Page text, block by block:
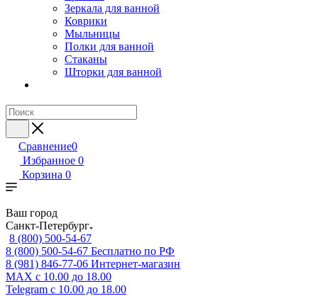
Зеркала для ванной
Коврики
Мыльницы
Полки для ванной
Стаканы
Шторки для ванной
Сравнение0
Избранное 0
Корзина 0
Ваш город
Санкт-Петербург
8 (800) 500-54-67
8 (800) 500-54-67 Бесплатно по РФ
8 (981) 846-77-06 Интернет-магазин
MAX с 10.00 до 18.00
Telegram с 10.00 до 18.00